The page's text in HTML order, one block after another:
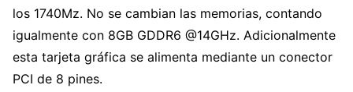
los 1740Mz. No se cambian las memorias, contando
igualmente con 8GB GDDR6 @14GHz. Adicionalmente
esta tarjeta gráfica se alimenta mediante un conector
PCI de 8 pines.